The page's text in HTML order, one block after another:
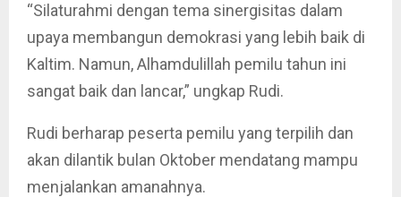
“Silaturahmi dengan tema sinergisitas dalam
upaya membangun demokrasi yang lebih baik di
Kaltim. Namun, Alhamdulillah pemilu tahun ini
sangat baik dan lancar,” ungkap Rudi.
Rudi berharap peserta pemilu yang terpilih dan
akan dilantik bulan Oktober mendatang mampu
menjalankan amanahnya.